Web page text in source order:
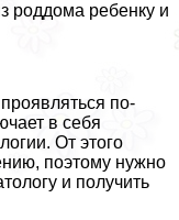
роддома ребенку и
по-
в себя
От этого
поэтому нужно
и получить